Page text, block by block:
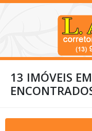
13 IMÓVEIS